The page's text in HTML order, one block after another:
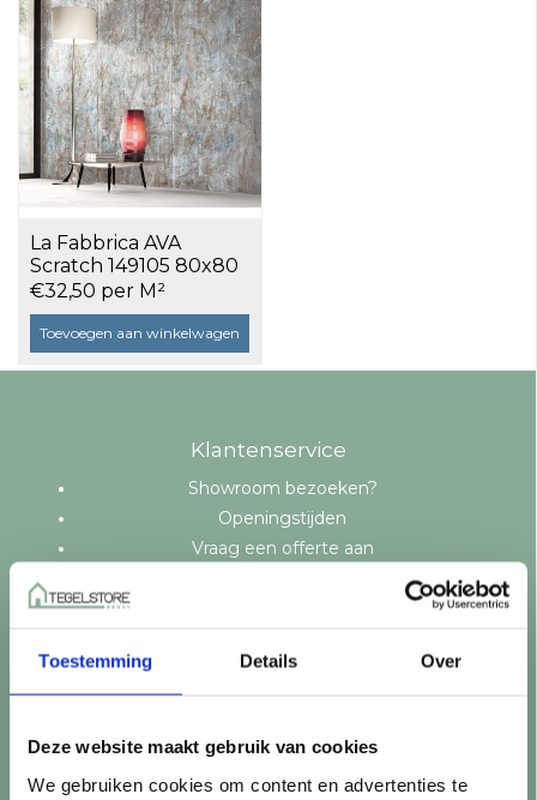
Toestemming Details Over
Deze website maakt gebruik van cookies
We gebruiken cookies om content en advertenties te
La Fabbrica AVA
Scratch 149105 80x80
Light Graffiti a 1,92 m²
€32,50 per M²
Toevoegen aan winkelwagen
Klantenservice
Showroom bezoeken?
Openingstijden
Vraag een offerte aan
Controle vóór verwerking
Garantie & klachten
Mix & Match